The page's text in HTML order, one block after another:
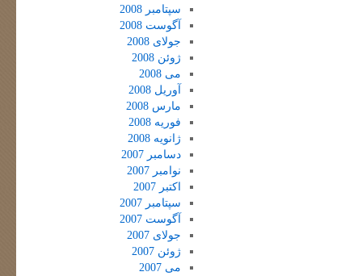
سپتامبر 2008
آگوست 2008
جولای 2008
ژوئن 2008
می 2008
آوریل 2008
مارس 2008
فوریه 2008
ژانویه 2008
دسامبر 2007
نوامبر 2007
اکتبر 2007
سپتامبر 2007
آگوست 2007
جولای 2007
ژوئن 2007
می 2007